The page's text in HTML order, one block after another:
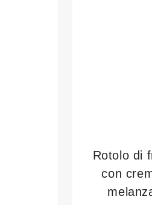
Rotolo di
con